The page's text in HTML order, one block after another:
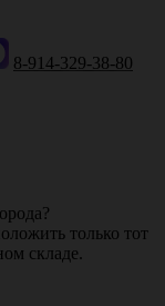
8-914-329-38-80
только тот
складе.